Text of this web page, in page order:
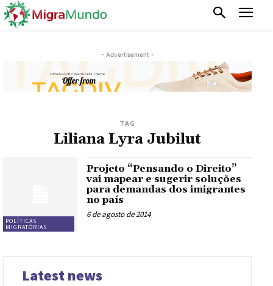
- Advertisement -
TAG
Liliana Lyra Jubilut
POLÍTICAS
MIGRATÓRIAS
Projeto “Pensando o Direito”
vai mapear e sugerir soluções
para demandas dos imigrantes
no país
6 de agosto de 2014
Latest news